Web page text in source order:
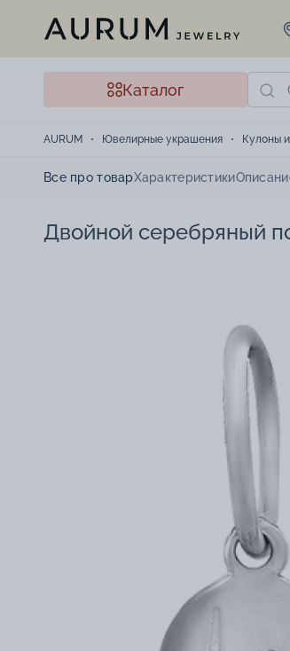
Каталог
AURUM Ювелирные украшения Кулоны
Все про товарХарактеристики
Двойной серебряный